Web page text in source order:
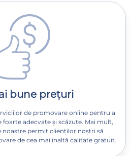
bune prețuri
de promovare online pentru a
adecvate și scăzute. Mai mult,
noastre permit clienților noștri să
de cea mai înaltă calitate gratuit.